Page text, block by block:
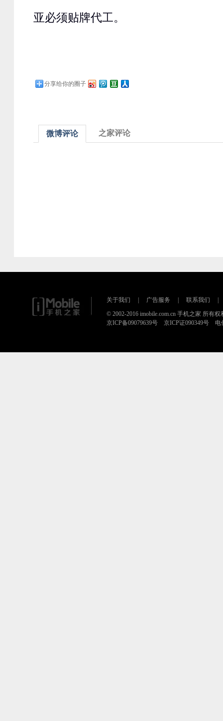
亚必须贴牌代工。
分享给你的圈子
微博评论 之家评论
关于我们 广告服务 联系我们
© 2002-2016 imobile.com.cn 手机之家 所有权
京ICP备09079639号 京ICP证090349号 电